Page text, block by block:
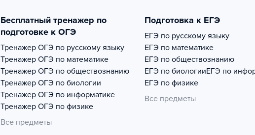
Бесплатный тренажер по
подготовке к ОГЭ
Тренажер ОГЭ по русскому языку
Тренажер ОГЭ по математике
Тренажер ОГЭ по обществознанию
Тренажер ОГЭ по биологии
Тренажер ОГЭ по информатике
Тренажер ОГЭ по физике
Все предметы
Подготовка к ЕГЭ
ЕГЭ по русскому языку
ЕГЭ по математике
ЕГЭ по обществознанию
ЕГЭ по биологииЕГЭ по
ЕГЭ по физике
Все предметы